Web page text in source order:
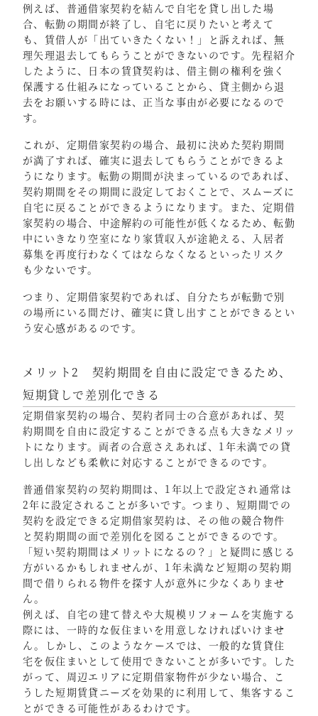
例えば、普通借家契約を結んで自宅を貸し出した場
合、転勤の期間が終了し、自宅に戻りたいと考えて
も、賃借人が「出ていきたくない！」と訴えれば、無
理矢理退去してもらうことができないのです。先程紹介
したように、日本の賃貸契約は、借主側の権利を強く
保護する仕組みになっていることから、貸主側から退
去をお願いする時には、正当な事由が必要になるので
す。
これが、定期借家契約の場合、最初に決めた契約期間
が満了すれば、確実に退去してもらうことができるよ
うになります。転勤の期間が決まっているのであれば、
契約期間をその期間に設定しておくことで、スムーズに
自宅に戻ることができるようになります。また、定期借
家契約の場合、中途解約の可能性が低くなるため、転勤
中にいきなり空室になり家賃収入が途絶える、入居者
募集を再度行わなくてはならなくなるといったリスク
も少ないです。
つまり、定期借家契約であれば、自分たちが転勤で別
の場所にいる間だけ、確実に貸し出すことができるとい
う安心感があるのです。
メリット2 契約期間を自由に設定できるため、
短期貸しで差別化できる
定期借家契約の場合、契約者同士の合意があれば、契
約期間を自由に設定することができる点も大きなメリッ
トになります。両者の合意さえあれば、1年未満での貸
し出しなども柔軟に対応することができるのです。
普通借家契約の契約期間は、1年以上で設定され通常は
2年に設定されることが多いです。つまり、短期間での
契約を設定できる定期借家契約は、その他の競合物件
と契約期間の面で差別化を図ることができるのです。
「短い契約期間はメリットになるの？」と疑問に感じる
方がいるかもしれませんが、1年未満など短期の契約期
間で借りられる物件を探す人が意外に少なくありませ
ん。
例えば、自宅の建て替えや大規模リフォームを実施する
際には、一時的な仮住まいを用意しなければいけませ
ん。しかし、このようなケースでは、一般的な賃貸住
宅を仮住まいとして使用できないことが多いです。した
がって、周辺エリアに定期借家物件が少ない場合、こ
うした短期賃貸ニーズを効果的に利用して、集客するこ
とができる可能性があるわけです。